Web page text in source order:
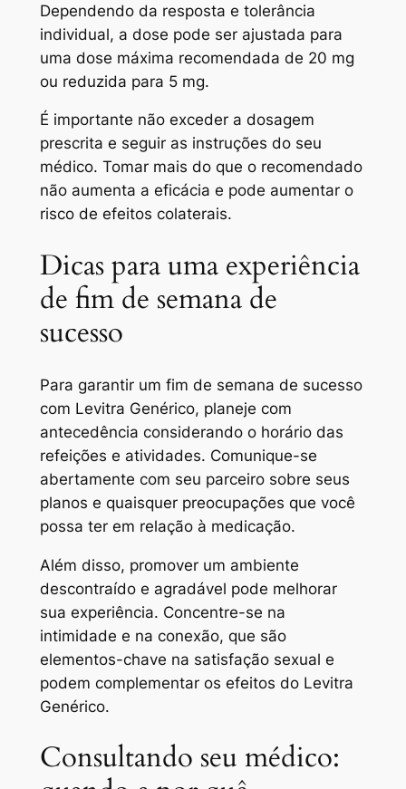
Dependendo da resposta e tolerância
individual, a dose pode ser ajustada para
uma dose máxima recomendada de 20 mg
ou reduzida para 5 mg.
É importante não exceder a dosagem
prescrita e seguir as instruções do seu
médico. Tomar mais do que o recomendado
não aumenta a eficácia e pode aumentar o
risco de efeitos colaterais.
Dicas para uma experiência
de fim de semana de
sucesso
Para garantir um fim de semana de sucesso
com Levitra Genérico, planeje com
antecedência considerando o horário das
refeições e atividades. Comunique-se
abertamente com seu parceiro sobre seus
planos e quaisquer preocupações que você
possa ter em relação à medicação.
Além disso, promover um ambiente
descontraído e agradável pode melhorar
sua experiência. Concentre-se na
intimidade e na conexão, que são
elementos-chave na satisfação sexual e
podem complementar os efeitos do Levitra
Genérico.
Consultando seu médico: